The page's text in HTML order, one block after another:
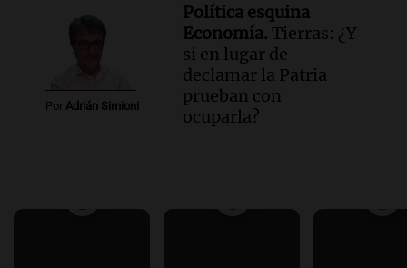
Por Adrián Simioni
Política esquina
Economía. Tierras: ¿Y
si en lugar de
declamar la Patria
prueban con
ocuparla?